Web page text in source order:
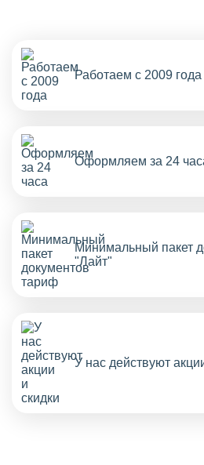
Работаем с 2009 года
Оформляем за 24
Минимальный пакет
"Лайт"
У нас действуют